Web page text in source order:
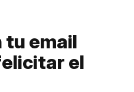
tu email
el